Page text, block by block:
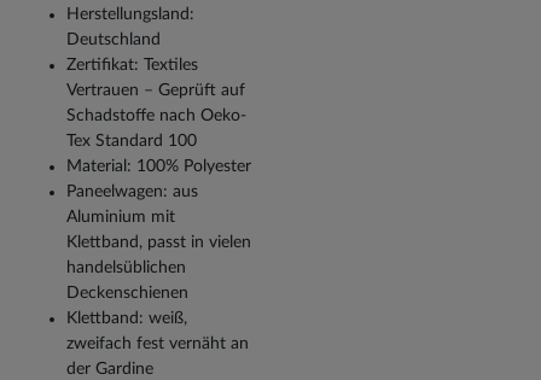
Herstellungsland:
Deutschland
Zertifikat: Textiles
Vertrauen – Geprüft auf
Schadstoffe nach Oeko-
Tex Standard 100
Material: 100% Polyester
Paneelwagen: aus
Aluminium mit
Klettband, passt in vielen
handelsüblichen
Deckenschienen
Klettband: weiß,
zweifach fest vernäht an
der Gardine